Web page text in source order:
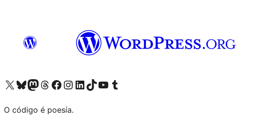
Visita la cuenta de X (anteriormente Twitter)
Visita a nosa conta de Bluesky
Visita a nosa conta de Mastodon
Visita a nosa conta de Threads
Visita a nosa páxina de Facebook
Visita a nosa conta de Instagram
Visita a nosa conta de LinkedIn
Visita a nosa conta de TikTok
Visita a nosa canle de YouTube
Visita a nosa conta de Tumblr
O código é poesía.